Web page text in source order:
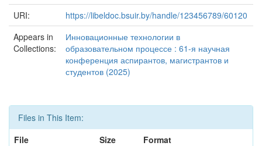
URI:
https://libeldoc.bsuir.by/handle/123456789/60120
Appears in
Collections:
Инновационные технологии в
образовательном процессе : 61-я научная
конференция аспирантов, магистрантов и
студентов (2025)
Files in This Item:
File
Size
Format